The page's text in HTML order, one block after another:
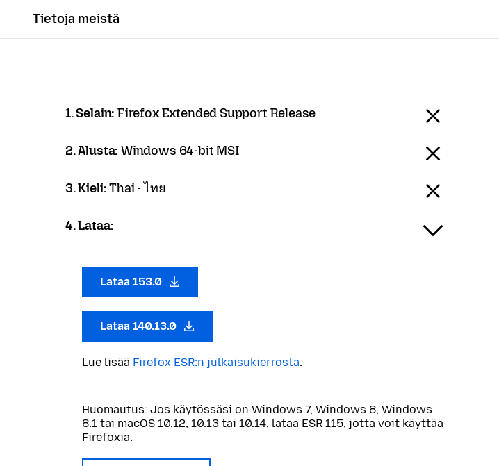
Tietoja meistä
1. Selain:Firefox Extended Support Release
2. Alusta:Windows 64-bit MSI
3. Kieli:Thai - ไทย
4. Lataa:
Lataa 153.0
Lataa 140.13.0
Lue lisää Firefox ESR:n julkaisukierrosta.
Huomautus: Jos käytössäsi on Windows 7, Windows 8, Windows
8.1 tai macOS 10.12, 10.13 tai 10.14, lataa ESR 115, jotta voit käyttää
Firefoxia.